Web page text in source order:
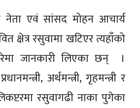
नेता एवं सांसद मोहन आचार्य
क्षेत्र रसुवामा खटिएर त्यहाँको
जानकारी लिएका छन् ।
अर्थमन्त्री, गृहमन्त्री र
रसुवागढी नाका पुगेका